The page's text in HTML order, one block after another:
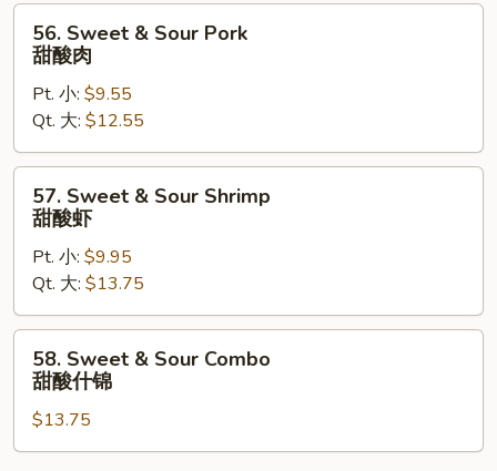
酸
Sweet
Sour
Pork
甜
酸
56. Sweet & Sour Pork
甜酸肉
Pt. 小: $9.55
Qt. 大: $12.55
Sweet
Sour
Shrimp
甜
酸
57. Sweet & Sour Shrimp
甜酸虾
Pt. 小: $9.95
Qt. 大: $13.75
Sweet
Sour
Combo
58. Sweet & Sour Combo
甜酸什锦
$13.75